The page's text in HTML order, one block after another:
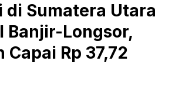
di Sumatera Utara
Banjir-Longsor,
Capai Rp 37,72